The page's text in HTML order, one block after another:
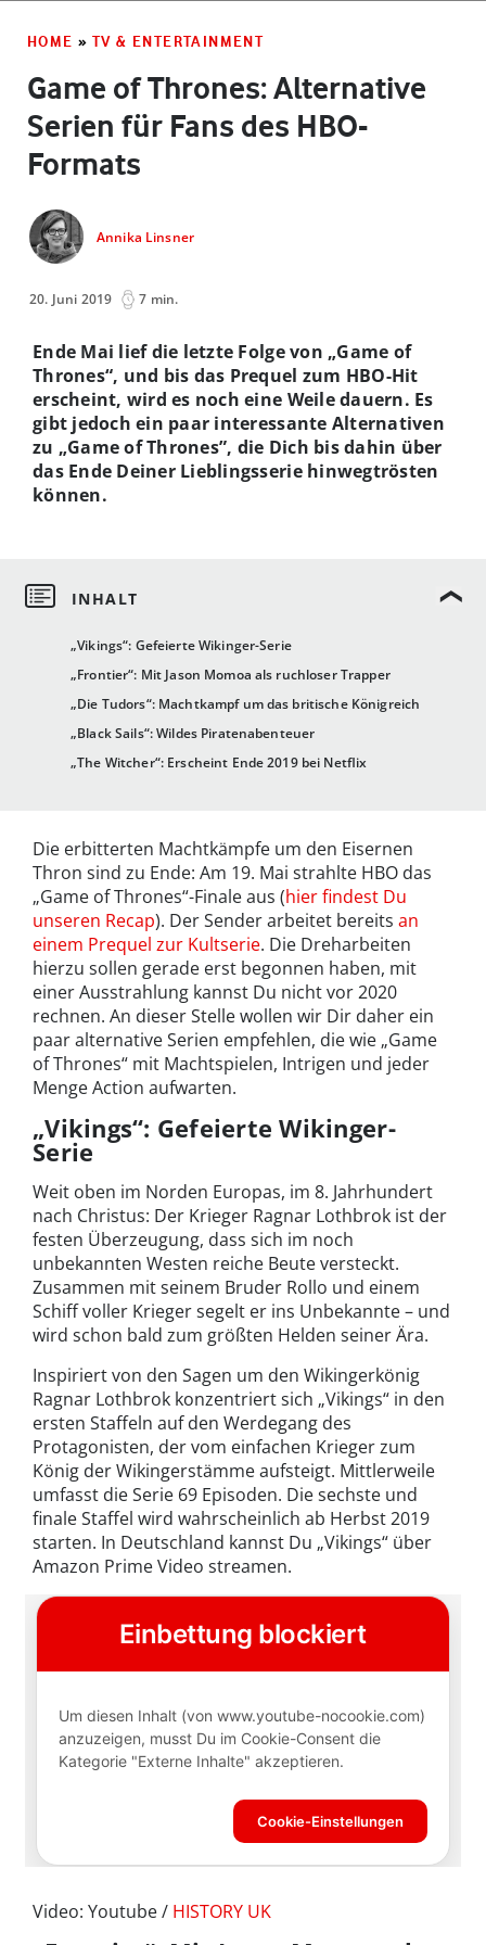
HOME » TV & ENTERTAINMENT
Game of Thrones: Alternative
Serien für Fans des HBO-
Formats
Annika Linsner
20. Juni 2019 7 min.
„Vikings“: Gefeierte Wikinger-Serie
„Frontier“: Mit Jason Momoa als ruchloser Trapper
„Die Tudors“: Machtkampf um das britische Königreich
„Black Sails“: Wildes Piratenabenteuer
„The Witcher“: Erscheint Ende 2019 bei Netflix
Ende Mai lief die letzte Folge von „Game of
Thrones“, und bis das Prequel zum HBO-Hit
erscheint, wird es noch eine Weile dauern. Es
gibt jedoch ein paar interessante Alternativen
zu „Game of Thrones”, die Dich bis dahin über
das Ende Deiner Lieblingsserie hinwegtrösten
können.
Die erbitterten Machtkämpfe um den Eisernen
Thron sind zu Ende: Am 19. Mai strahlte HBO das
„Game of Thrones“-Finale aus (hier findest Du
unseren Recap). Der Sender arbeitet bereits an
einem Prequel zur Kultserie. Die Dreharbeiten
hierzu sollen gerade erst begonnen haben, mit
einer Ausstrahlung kannst Du nicht vor 2020
rechnen. An dieser Stelle wollen wir Dir daher ein
paar alternative Serien empfehlen, die wie „Game
of Thrones“ mit Machtspielen, Intrigen und jeder
Menge Action aufwarten.
„Vikings“: Gefeierte Wikinger-
Serie
Weit oben im Norden Europas, im 8. Jahrhundert
nach Christus: Der Krieger Ragnar Lothbrok ist der
festen Überzeugung, dass sich im noch
unbekannten Westen reiche Beute versteckt.
Zusammen mit seinem Bruder Rollo und einem
Schiff voller Krieger segelt er ins Unbekannte – und
wird schon bald zum größten Helden seiner Ära.
Inspiriert von den Sagen um den Wikingerkönig
Ragnar Lothbrok konzentriert sich „Vikings“ in den
ersten Staffeln auf den Werdegang des
Protagonisten, der vom einfachen Krieger zum
König der Wikingerstämme aufsteigt. Mittlerweile
umfasst die Serie 69 Episoden. Die sechste und
finale Staffel wird wahrscheinlich ab Herbst 2019
starten. In Deutschland kannst Du „Vikings“ über
Amazon Prime Video streamen.
Video: Youtube / HISTORY UK